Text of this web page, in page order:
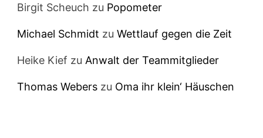
Birgit Scheuch zu Popometer
Michael Schmidt zuWettlauf gegen die Zeit
Heike Kief zu Anwalt der Teammitglieder
Thomas Webers zu Oma ihr klein‘ Häuschen